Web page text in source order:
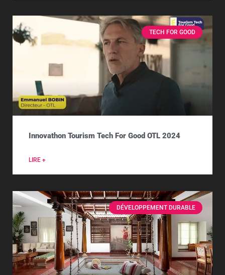
TECH FOR GOOD
Innovathon Tourism Tech For Good OTL 2024
LIRE +
DÉVELOPPEMENT DURABLE